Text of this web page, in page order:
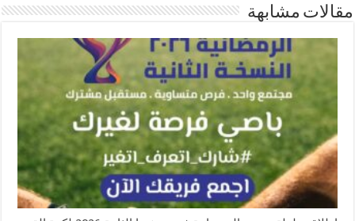
مقالات مشابهة